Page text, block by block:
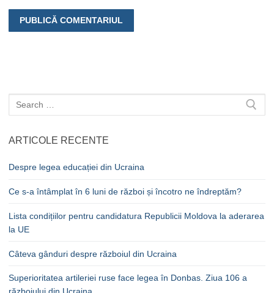
Caută
după:
ARTICOLE RECENTE
Despre legea educației din Ucraina
Ce s-a întâmplat în 6 luni de război și încotro ne îndreptăm?
Lista condițiilor pentru candidatura Republicii Moldova la aderarea
la UE
Câteva gânduri despre războiul din Ucraina
Superioritatea artileriei ruse face legea în Donbas. Ziua 106 a